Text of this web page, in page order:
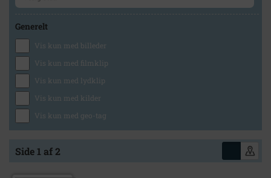
Generelt
Vis kun med billeder
Vis kun med filmklip
Vis kun med lydklip
Vis kun med kilder
Vis kun med geo-tag
Side 1 af 2